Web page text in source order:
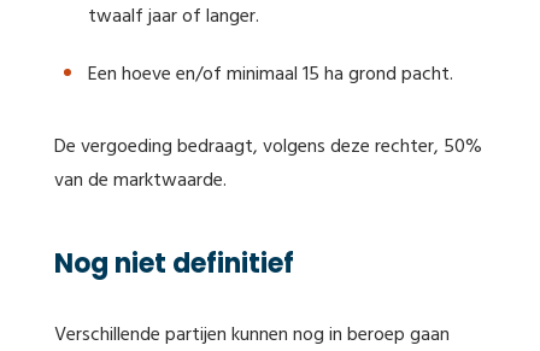
twaalf jaar of langer.
Een hoeve en/of minimaal 15 ha grond pacht.
De vergoeding bedraagt, volgens deze rechter, 50%
van de marktwaarde.
Nog niet definitief
Verschillende partijen kunnen nog in beroep gaan